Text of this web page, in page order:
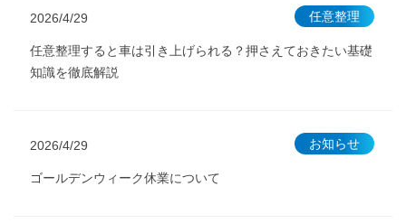
2026/4/29
任意整理すると車は引き上げられる？押さえておきたい基礎
知識を徹底解説
任意整理
2026/4/29
ゴールデンウィーク休業について
お知らせ